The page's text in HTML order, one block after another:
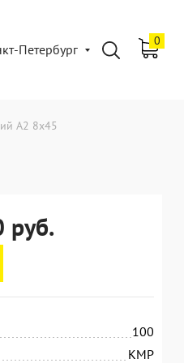
Петербург
0
А2 8х45
руб.
100
KMP